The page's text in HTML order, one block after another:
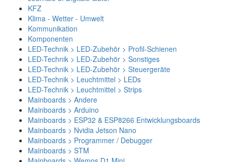
KFZ
Klima - Wetter - Umwelt
Kommunikation
Komponenten
LED-Technik > LED-Zubehör > Profil-Schienen
LED-Technik > LED-Zubehör > Sonstiges
LED-Technik > LED-Zubehör > Steuergeräte
LED-Technik > Leuchtmittel > LEDs
LED-Technik > Leuchtmittel > Strips
Mainboards > Andere
Mainboards > Arduino
Mainboards > ESP32 & ESP8266 Entwicklungsboards
Mainboards > Nvidia Jetson Nano
Mainboards > Programmer / Debugger
Mainboards > STM